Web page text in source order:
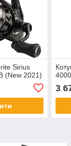
Sirius
(New 2021)
3